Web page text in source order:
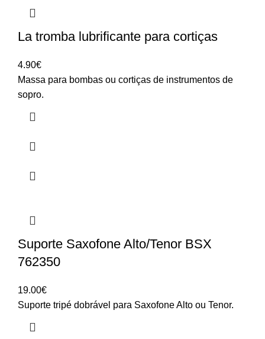
La tromba lubrificante para cortiças
4.90€
Massa para bombas ou cortiças de instrumentos de
sopro.
Suporte Saxofone Alto/Tenor BSX
762350
19.00€
Suporte tripé dobrável para Saxofone Alto ou Tenor.